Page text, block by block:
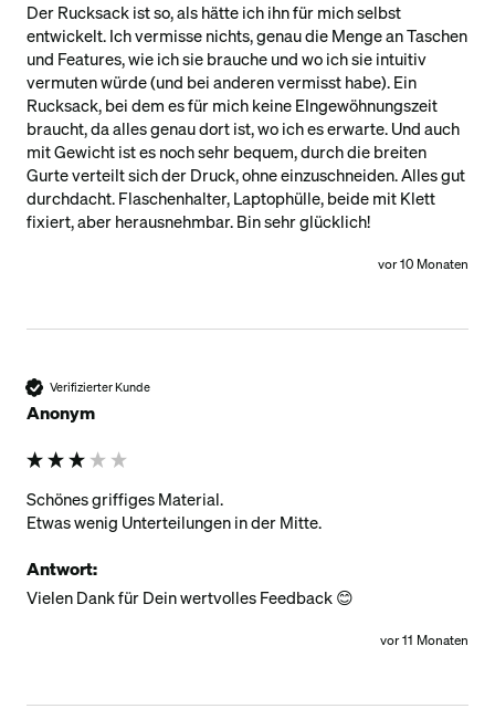
Der Rucksack ist so, als hätte ich ihn für mich selbst
entwickelt. Ich vermisse nichts, genau die Menge an Taschen
und Features, wie ich sie brauche und wo ich sie intuitiv
vermuten würde (und bei anderen vermisst habe). Ein
Rucksack, bei dem es für mich keine EIngewöhnungszeit
braucht, da alles genau dort ist, wo ich es erwarte. Und auch
mit Gewicht ist es noch sehr bequem, durch die breiten
Gurte verteilt sich der Druck, ohne einzuschneiden. Alles gut
durchdacht. Flaschenhalter, Laptophülle, beide mit Klett
fixiert, aber herausnehmbar. Bin sehr glücklich!
vor 10 Monaten
Verifizierter Kunde
Anonym
Schönes griffiges Material.
Etwas wenig Unterteilungen in der Mitte.
Antwort:
Vielen Dank für Dein wertvolles Feedback 😊️
vor 11 Monaten